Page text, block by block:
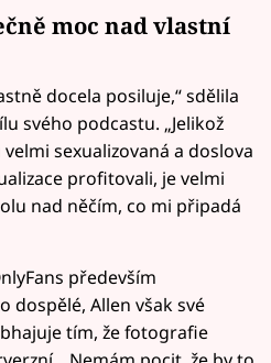
moc nad vlastní
docela posiluje,“ sdělila
svého podcastu. „Jelikož
sexualizovaná a doslova
profitovali, je velmi
nad něčím, co mi připadá
především
dospělé, Allen však své
tím, že fotografie